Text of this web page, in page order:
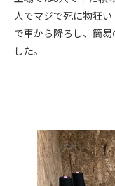
人でマジで死に物狂い
で車から降ろし、簡
した。